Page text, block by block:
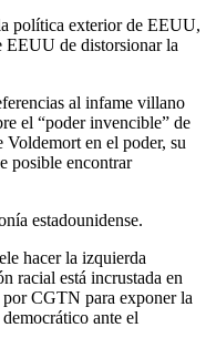
política exterior de EEUU,
EEUU de distorsionar la
al infame villano
el “poder invencible” de
en el poder, su
posible encontrar
estadounidense.
hacer la izquierda
racial está incrustada en
por CGTN para exponer la
ante el